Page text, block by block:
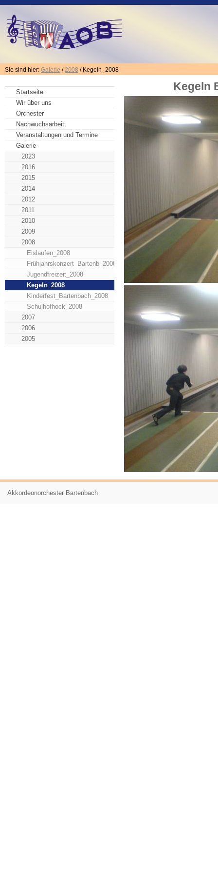
Sie sind hier: Galerie /2008 / Kegeln_2008
Startseite
Wir über uns
Orchester
Nachwuchsarbeit
Veranstaltungen und Termine
Galerie
2023
2016
2015
2014
2012
2011
2010
2009
2008
Eislaufen_2008
Frühjahrskonzert_Bartenb_2008
Jugendfreizeit_2008
Kegeln_2008
Kinderfest_Bartenbach_2008
Schulhofhock_2008
2007
2006
2005
Kegeln
Akkordeonorchester Bartenbach